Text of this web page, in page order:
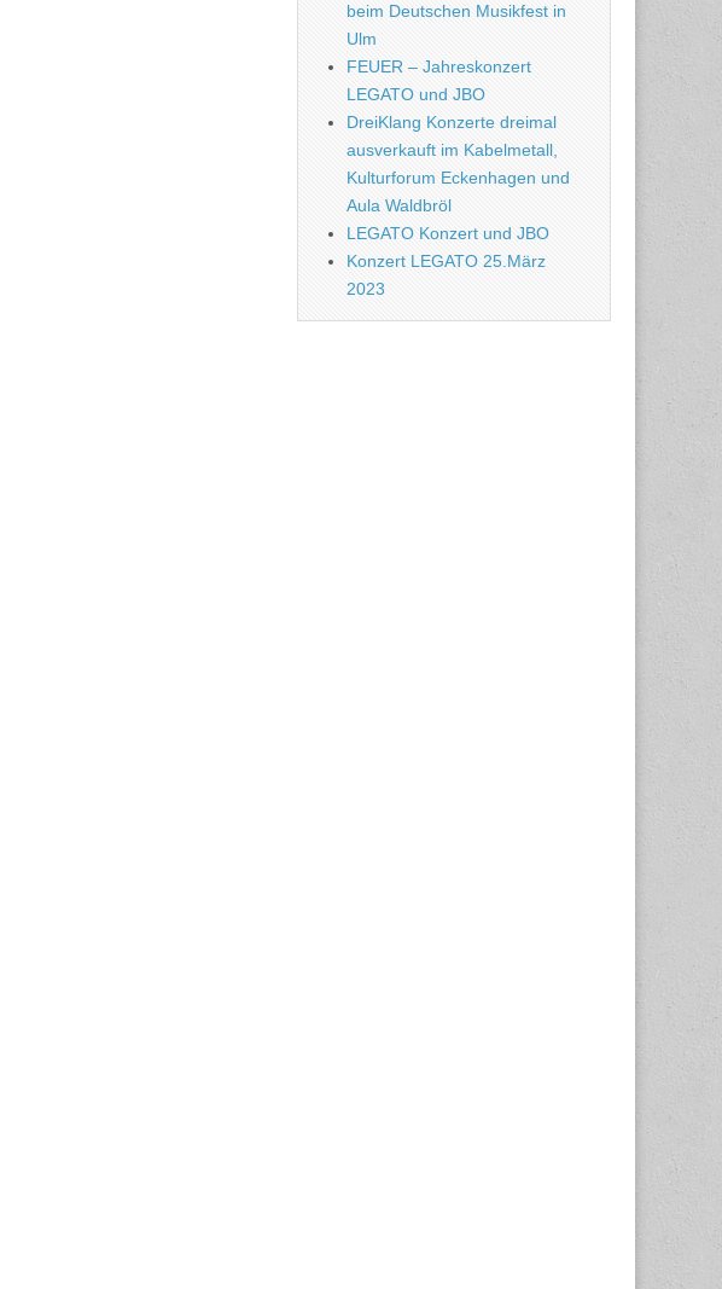
beim Deutschen Musikfest in
Ulm
FEUER – Jahreskonzert
LEGATO und JBO
DreiKlang Konzerte dreimal
ausverkauft im Kabelmetall,
Kulturforum Eckenhagen und
Aula Waldbröl
LEGATO Konzert und JBO
Konzert LEGATO 25.März
2023